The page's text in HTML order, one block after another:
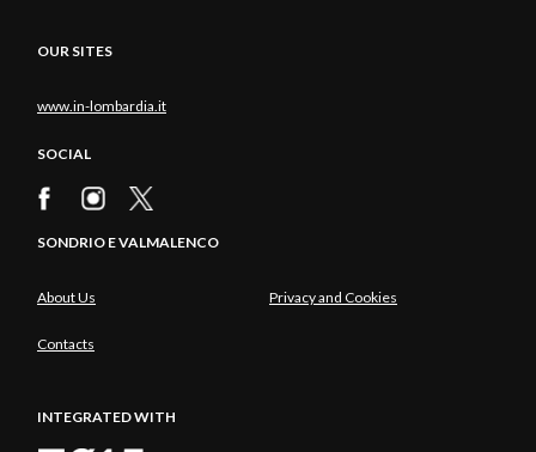
OUR SITES
www.in-lombardia.it
SOCIAL
SONDRIO E VALMALENCO
About Us Privacy and Cookies
Contacts
INTEGRATED WITH